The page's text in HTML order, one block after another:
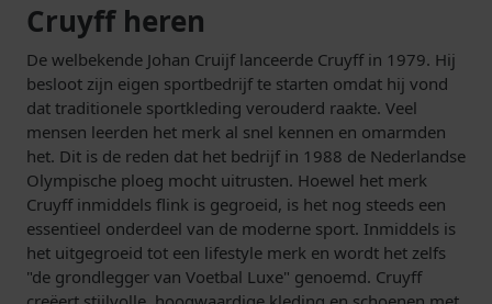
Cruyff heren
De welbekende Johan Cruijf lanceerde Cruyff in 1979. Hij
besloot zijn eigen sportbedrijf te starten omdat hij vond
dat traditionele sportkleding verouderd raakte. Veel
mensen leerden het merk al snel kennen en omarmden
het. Dit is de reden dat het bedrijf in 1988 de Nederlandse
Olympische ploeg mocht uitrusten. Hoewel het merk
Cruyff inmiddels flink is gegroeid, is het nog steeds een
essentieel onderdeel van de moderne sport. Inmiddels is
het uitgegroeid tot een lifestyle merk en wordt het zelfs
"de grondlegger van Voetbal Luxe" genoemd. Cruyff